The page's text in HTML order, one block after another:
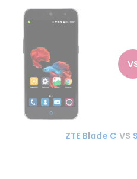
ZTE Blade C VS